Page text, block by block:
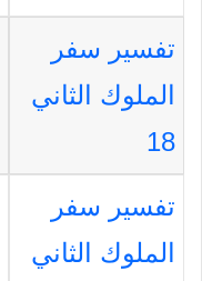
تفسير سفر
الملوك الثاني
18
تفسير سفر
الملوك الثاني